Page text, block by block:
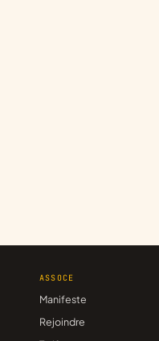
ASSOCE
Manifeste
Rejoindre